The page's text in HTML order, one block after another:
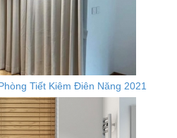
Tiết Kiêm Điên Năng 2021